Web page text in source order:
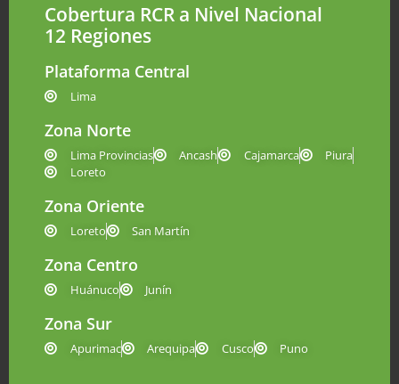
Cobertura RCR a Nivel Nacional
12 Regiones
Plataforma Central
Lima
Zona Norte
Lima Provincias Ancash Cajamarca
Piura
Loreto
Zona Oriente
Loreto San Martín
Zona Centro
Huánuco Junín
Zona Sur
Apurimac Arequipa Cusco Puno